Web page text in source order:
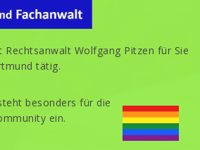
Rechtsanwalt Wolfgang Pitzen für Sie
tätig.
besonders für die
ein.